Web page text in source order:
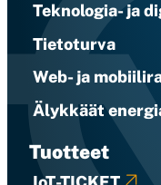
Teknologia- ja
Tietoturva
Web- ja
Älykkäät
Tuotteet